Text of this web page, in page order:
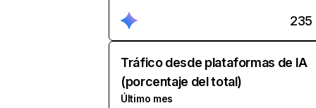
235
Tráfico desde plataformas de IA
(porcentaje del total)
Último mes